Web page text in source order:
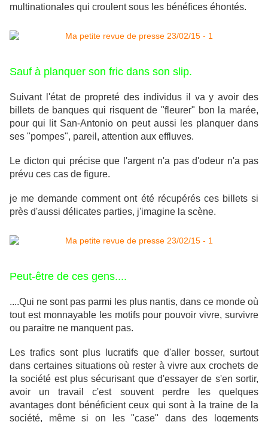
multinationales qui croulent sous les bénéfices éhontés.
Sauf à planquer son fric dans son slip.
Suivant l'état de propreté des individus il va y avoir des
billets de banques qui risquent de "fleurer" bon la marée,
pour qui lit San-Antonio on peut aussi les planquer dans
ses "pompes", pareil, attention aux effluves.
Le dicton qui précise que l'argent n'a pas d'odeur n'a pas
prévu ces cas de figure.
je me demande comment ont été récupérés ces billets si
près d'aussi délicates parties, j'imagine la scène.
Peut-être de ces gens....
....Qui ne sont pas parmi les plus nantis, dans ce monde où
tout est monnayable les motifs pour pouvoir vivre, survivre
ou paraitre ne manquent pas.
Les trafics sont plus lucratifs que d'aller bosser, surtout
dans certaines situations où rester à vivre aux crochets de
la société est plus sécurisant que d'essayer de s'en sortir,
avoir un travail c'est souvent perdre les quelques
avantages dont bénéficient ceux qui sont à la traine de la
société, même si on les "case" dans des logements